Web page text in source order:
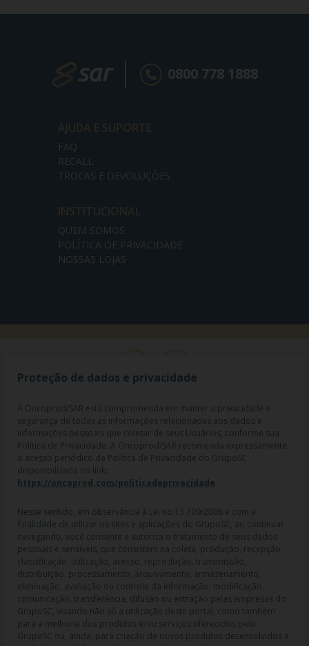
0800 778 1888
AJUDA E SUPORTE
FAQ
RECALL
TROCAS E DEVOLUÇÕES
INSTITUCIONAL
QUEM SOMOS
POLÍTICA DE PRIVACIDADE
NOSSAS LOJAS
RAZÃO SOCIAL: ONCO PROD DIST. DE PROD. HOSP. E ONCOL. LTDA |
04.307.650/0019-64 | IE: 119.242.793.110 | Endereço R: Olimpíadas, nº
100 2º andar CJ 21 22 - Vila Olímpia - SP | Cep: 04551-000 |
Farmacêutico responsável: Dra. Gislaine Lopes de Jesus - CRF/SP 47509
| AFE: 7.60997-7 | CMVS: 355030801-477-010609-1-0.
As informações contidas neste site não devem ser usadas para
automedicação e não substituem, em hipótese alguma, as orientações
dadas pelo profissional da área médica. Somente o médico está apto a
diagnosticar qualquer problema de saúde e prescrever o tratamento
adequado. Ao persistirem os sintomas, um médico deverá ser
consultado. Os preços, as promoções, o frete e as condições de
Proteção de dados e privacidade
A Oncoprod/SAR está comprometida em manter a privacidade e
segurança de todas as informações relacionadas aos dados e
informações pessoais que coletar de seus Usuários, conforme sua
Política de Privacidade. A Oncoprod/SAR recomenda expressamente
o acesso periódico da Política de Privacidade do GrupoSC
disponibilizada no link:
https://oncoprod.com/politicadeprivacidade
Nesse sentido, em observância à Lei no 13.709/2008 e com a
finalidade de utilizar os sites e aplicações do GrupoSC, ao continuar
navegando, você consente e autoriza o tratamento de seus dados
pessoais e sensíveis, que consistem na coleta, produção, recepção,
classificação, utilização, acesso, reprodução, transmissão,
distribuição, processamento, arquivamento, armazenamento,
eliminação, avaliação ou controle da informação, modificação,
comunicação, transferência, difusão ou extração pelas empresas do
GrupoSC, visando não só a utilização deste portal, como também
para a melhoria dos produtos e/ou serviços oferecidos pelo
GrupoSC ou, ainda, para criação de novos produtos desenvolvidos a